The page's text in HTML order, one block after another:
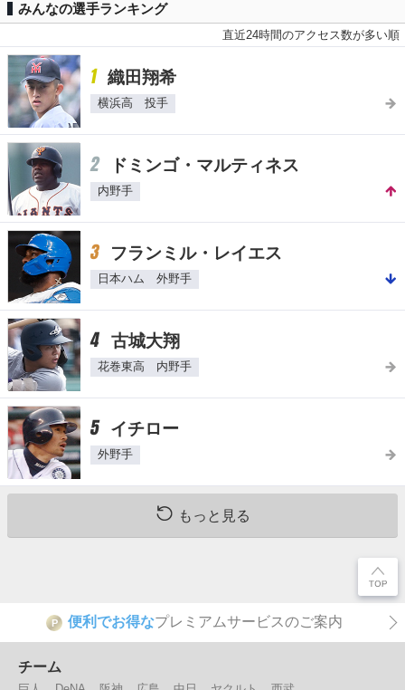
みんなの選手ランキング
直近24時間のアクセス数が多い順
1 織田翔希
横浜高 投手
2 ドミンゴ・マルティネス
内野手
3 フランミル・レイエス
日本ハム 外野手
4 古城大翔
花巻東高 内野手
5 イチロー
外野手
もっと見る
P 便利でお得なプレミアムサービスのご案内
チーム